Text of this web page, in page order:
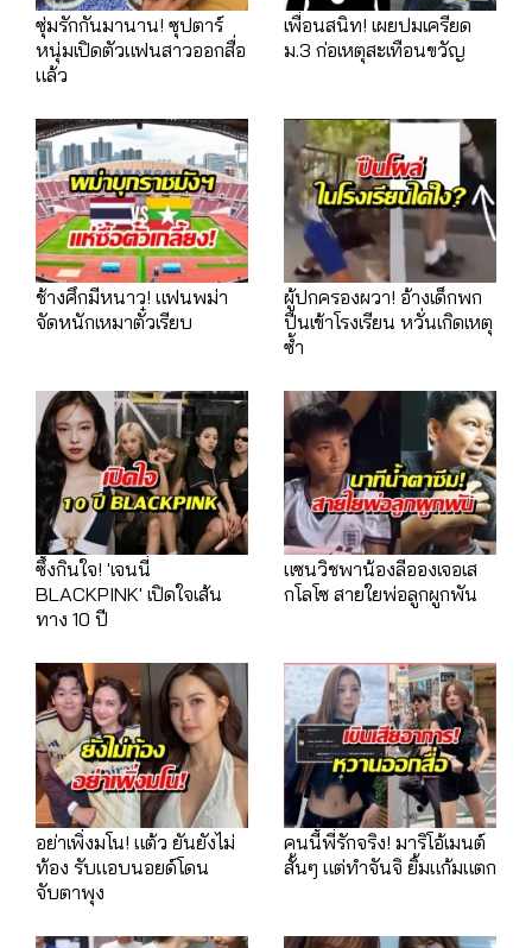
ซุ่มรักกันมานาน! ซุปตาร์
หนุ่มเปิดตัวแฟนสาวออกสื่อ
แล้ว
เพื่อนสนิท! เผยปมเครียด
ม.3 ก่อเหตุสะเทือนขวัญ
ช้างศึกมีหนาว! แฟนพม่า
จัดหนักเหมาตั๋วเรียบ
ผู้ปกครองผวา! อ้างเด็กพก
ปืนเข้าโรงเรียน หวั่นเกิดเหตุ
ซ้ำ
ซึ้งกินใจ! 'เจนนี่
BLACKPINK' เปิดใจเส้น
ทาง 10 ปี
แซนวิชพาน้องลีอองเจอเส
กโลโซ สายใยพ่อลูกผูกพัน
อย่าเพิ่งมโน! แต้ว ยันยังไม่
ท้อง รับแอบนอยด์โดน
จับตาพุง
คนนี้พี่รักจริง! มาริโอ้เมนต์
สั้นๆ แต่ทำจันจิ ยิ้มแก้มแตก